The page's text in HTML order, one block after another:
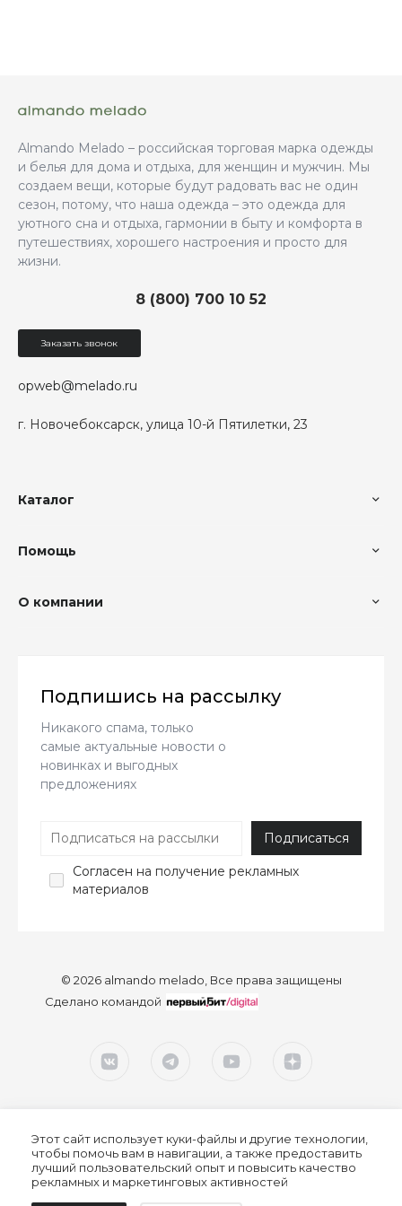
Almando Melado – российская торговая марка одежды
и белья для дома и отдыха, для женщин и мужчин. Мы
создаем вещи, которые будут радовать вас не один
сезон, потому, что наша одежда – это одежда для
уютного сна и отдыха, гармонии в быту и комфорта в
путешествиях, хорошего настроения и просто для
жизни.
г. Новочебоксарск, улица 10-й Пятилетки, 23
8 (800) 700 10 52
opweb@melado.ru
Заказать звонок
Каталог
Помощь
О компании
Подпишись на рассылку
Никакого спама, только
самые актуальные новости о
новинках и выгодных
предложениях
Согласен на получение рекламных
материалов
© 2026 almando melado, Все права защищены
Сделано командой
Этот сайт использует куки-файлы и другие технологии,
чтобы помочь вам в навигации, а также предоставить
лучший пользовательский опыт и повысить качество
рекламных и маркетинговых активностей